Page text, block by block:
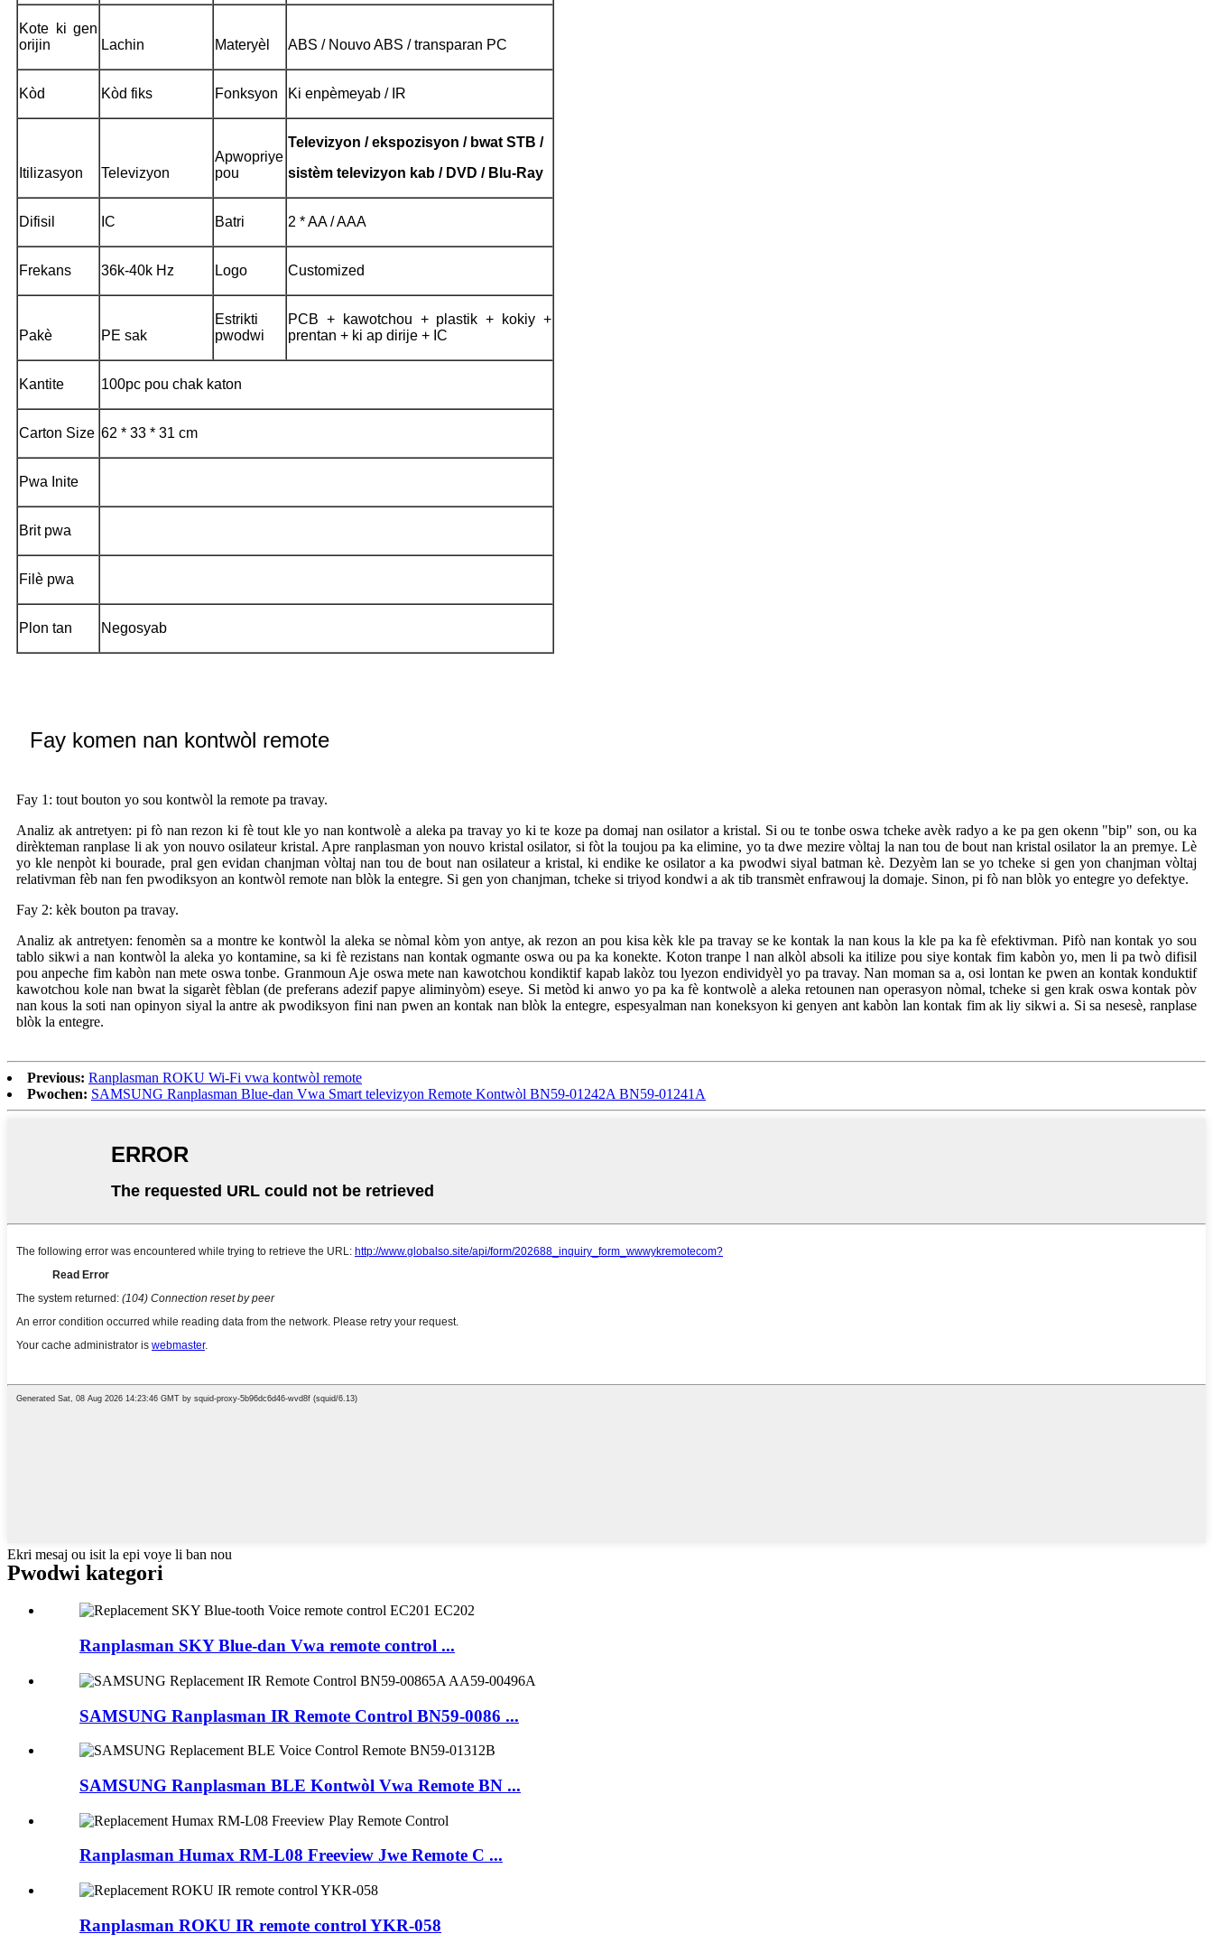
Kote ki gen
orijin
Lachin Materyèl ABS / Nouvo ABS / transparan PC
Kòd Kòd fiks Fonksyon Ki enpèmeyab / IR
Itilizasyon Televizyon
Apwopriye
pou
Televizyon / ekspozisyon / bwat STB /
sistèm televizyon kab / DVD / Blu-Ray
Difisil IC Batri 2 * AA / AAA
Frekans 36k-40k Hz Logo Customized
Pakè PE sak
Estrikti
pwodwi
PCB + kawotchou + plastik + kokiy +
prentan + ki ap dirije + IC
Kantite 100pc pou chak katon
Carton Size 62 * 33 * 31 cm
Pwa Inite
Brit pwa
Filè pwa
Plon tan Negosyab
Fay komen nan kontwòl remote
Fay 1: tout bouton yo sou kontwòl la remote pa travay.
Analiz ak antretyen: pi fò nan rezon ki fè tout kle yo nan kontwolè a aleka pa travay yo ki te koze pa domaj nan osilator a kristal. Si ou te tonbe oswa tcheke avèk radyo a ke pa gen okenn "bip" son, ou ka
dirèkteman ranplase li ak yon nouvo osilateur kristal. Apre ranplasman yon nouvo kristal osilator, si fòt la toujou pa ka elimine, yo ta dwe mezire vòltaj la nan tou de bout nan kristal osilator la an premye. Lè
yo kle nenpòt ki bourade, pral gen evidan chanjman vòltaj nan tou de bout nan osilateur a kristal, ki endike ke osilator a ka pwodwi siyal batman kè. Dezyèm lan se yo tcheke si gen yon chanjman vòltaj
relativman fèb nan fen pwodiksyon an kontwòl remote nan blòk la entegre. Si gen yon chanjman, tcheke si triyod kondwi a ak tib transmèt enfrawouj la domaje. Sinon, pi fò nan blòk yo entegre yo defektye.
Fay 2: kèk bouton pa travay.
Analiz ak antretyen: fenomèn sa a montre ke kontwòl la aleka se nòmal kòm yon antye, ak rezon an pou kisa kèk kle pa travay se ke kontak la nan kous la kle pa ka fè efektivman. Pifò nan kontak yo sou
tablo sikwi a nan kontwòl la aleka yo kontamine, sa ki fè rezistans nan kontak ogmante oswa ou pa ka konekte. Koton tranpe l nan alkòl absoli ka itilize pou siye kontak fim kabòn yo, men li pa twò difisil
pou anpeche fim kabòn nan mete oswa tonbe. Granmoun Aje oswa mete nan kawotchou kondiktif kapab lakòz tou lyezon endividyèl yo pa travay. Nan moman sa a, osi lontan ke pwen an kontak konduktif
kawotchou kole nan bwat la sigarèt fèblan (de preferans adezif papye aliminyòm) eseye. Si metòd ki anwo yo pa ka fè kontwolè a aleka retounen nan operasyon nòmal, tcheke si gen krak oswa kontak pòv
nan kous la soti nan opinyon siyal la antre ak pwodiksyon fini nan pwen an kontak nan blòk la entegre, espesyalman nan koneksyon ki genyen ant kabòn lan kontak fim ak liy sikwi a. Si sa nesesè, ranplase
blòk la entegre.
Previous: Ranplasman ROKU Wi-Fi vwa kontwòl remote
Pwochen: SAMSUNG Ranplasman Blue-dan Vwa Smart televizyon Remote Kontwòl BN59-01242A BN59-01241A
Ekri mesaj ou isit la epi voye li ban nou
Pwodwi kategori
Ranplasman SKY Blue-dan Vwa remote control ...
SAMSUNG Ranplasman IR Remote Control BN59-0086 ...
SAMSUNG Ranplasman BLE Kontwòl Vwa Remote BN ...
Ranplasman Humax RM-L08 Freeview Jwe Remote C ...
Ranplasman ROKU IR remote control YKR-058